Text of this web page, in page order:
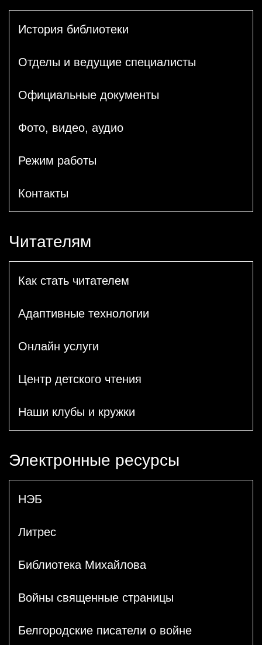
История библиотеки
Отделы и ведущие специалисты
Официальные документы
Фото, видео, аудио
Режим работы
Контакты
Читателям
Как стать читателем
Адаптивные технологии
Онлайн услуги
Центр детского чтения
Наши клубы и кружки
Электронные ресурсы
НЭБ
Литрес
Библиотека Михайлова
Войны священные страницы
Белгородские писатели о войне